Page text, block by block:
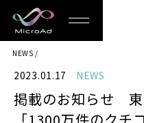
MicroAd
-
Redesigning
NEWS
2023.01.17 NEWS
掲載のお知らせ